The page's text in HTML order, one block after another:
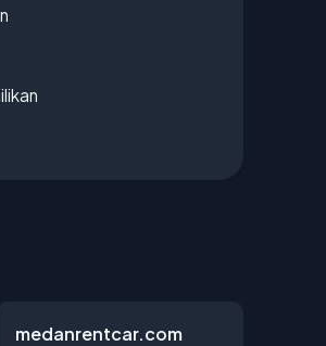
medanrentcar.com